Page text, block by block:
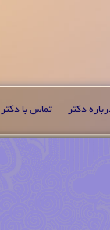
دکتر تماس با دکتر